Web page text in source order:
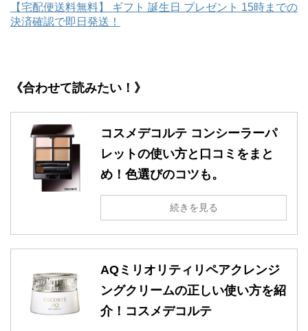
【宅配便送料無料】 ギフト 誕生日 プレゼント 15時までの
決済確認で即日発送！
《合わせて読みたい！》
コスメデコルテ コンシーラーパ
レットの使い方と口コミをまと
め！色選びのコツも。
続きを見る
AQミリオリティリペアクレンジ
ングクリームの正しい使い方を紹
介！コスメデコルテ